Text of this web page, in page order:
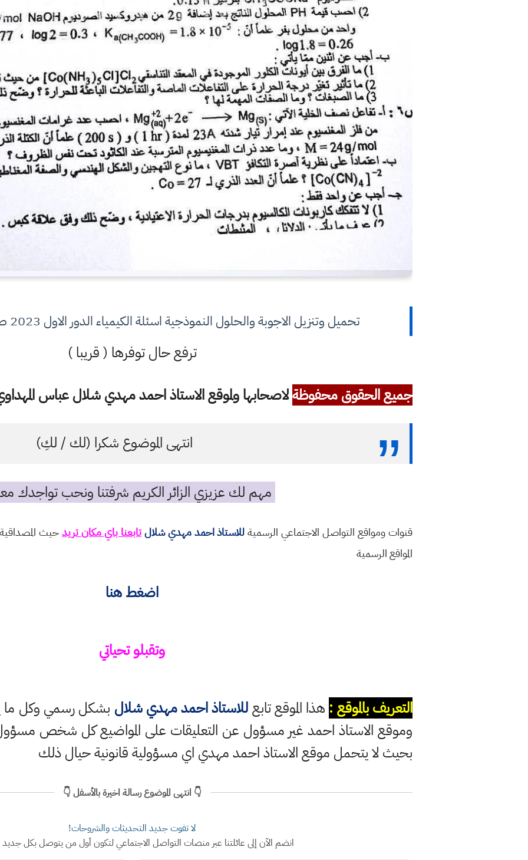
تحميل وتنزيل الاجوبة والحلول النموذجية اسئلة الكيمياء الدور الاول 2023 صف سادس التطبيقي
ترفع حال توفرها ( قريبا )
جميع الحقوق محفوظةلاصحابها ولموقع الاستاذ احمد مهدي شلال عباس
انتهى الموضوع شكرا (لك / لكِ)
مهم لك عزيزي الزائر الكريم شرفتنا ونحب تواجدك
قنوات ومواقع التواصل الاجتماعي الرسميةللاستاذ احمد مهدي شلالتابعنا باي مكان تريدحيث
المواقع الرسمية
اضغط هنا
وتقبلو تحياتي
التعريف بالموقع : هذا الموقع تابعللاستاذ احمد مهدي شلال بشكل رسمي وكل ما
وموقع الاستاذ احمد غير مسؤول عن التعليقات على المواضيع كل شخص
بحيث لا يتحمل موقع الاستاذ احمد مهدي اي مسؤولية قانونية حيال ذلك
👇 انتهى الموضوع رسالة اخيرة بالأسفل 👇
لا تفوت جديد التحديثات والشروحات!
انضم الآن إلى عائلتنا عبر منصات التواصل الاجتماعي لتكون أول من يتوصل بكل